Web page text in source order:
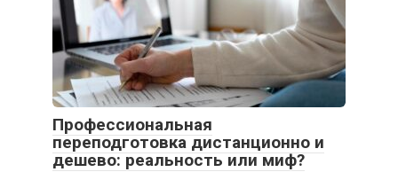
Профессиональная
переподготовка дистанционно и
дешево: реальность или миф?